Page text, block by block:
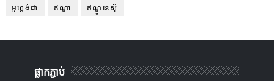
អ៊ូហ្គង់ដា
ឥណ្ឌា ឥណ្ឌូនេស៊ី
ផ្លាកភ្ជាប់